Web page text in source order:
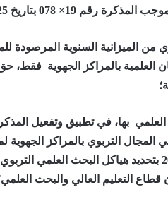
078 بتاريخ 25 يونيو 2019؛
السنوية المرصودة
العلمية بالمراكز الجهوية فقط، حق
التربوي بالمراكز الجهوية
الوطنية رقم 001.19 صادر في 9 يناير 2019 بتحديد هياكل
التعليم العالي والبحث